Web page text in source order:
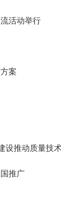
活动举行
案
设推动质量技
推广